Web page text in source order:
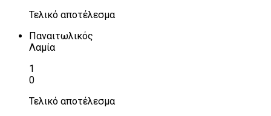
Τελικό αποτέλεσμα
Παναιτωλικός
Λαμία
1
0
Τελικό αποτέλεσμα